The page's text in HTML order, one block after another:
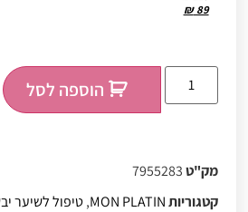
₪89
הוספה לסל
מק"ט7955283
קטגוריותMON PLATIN
,טיפול לשיער